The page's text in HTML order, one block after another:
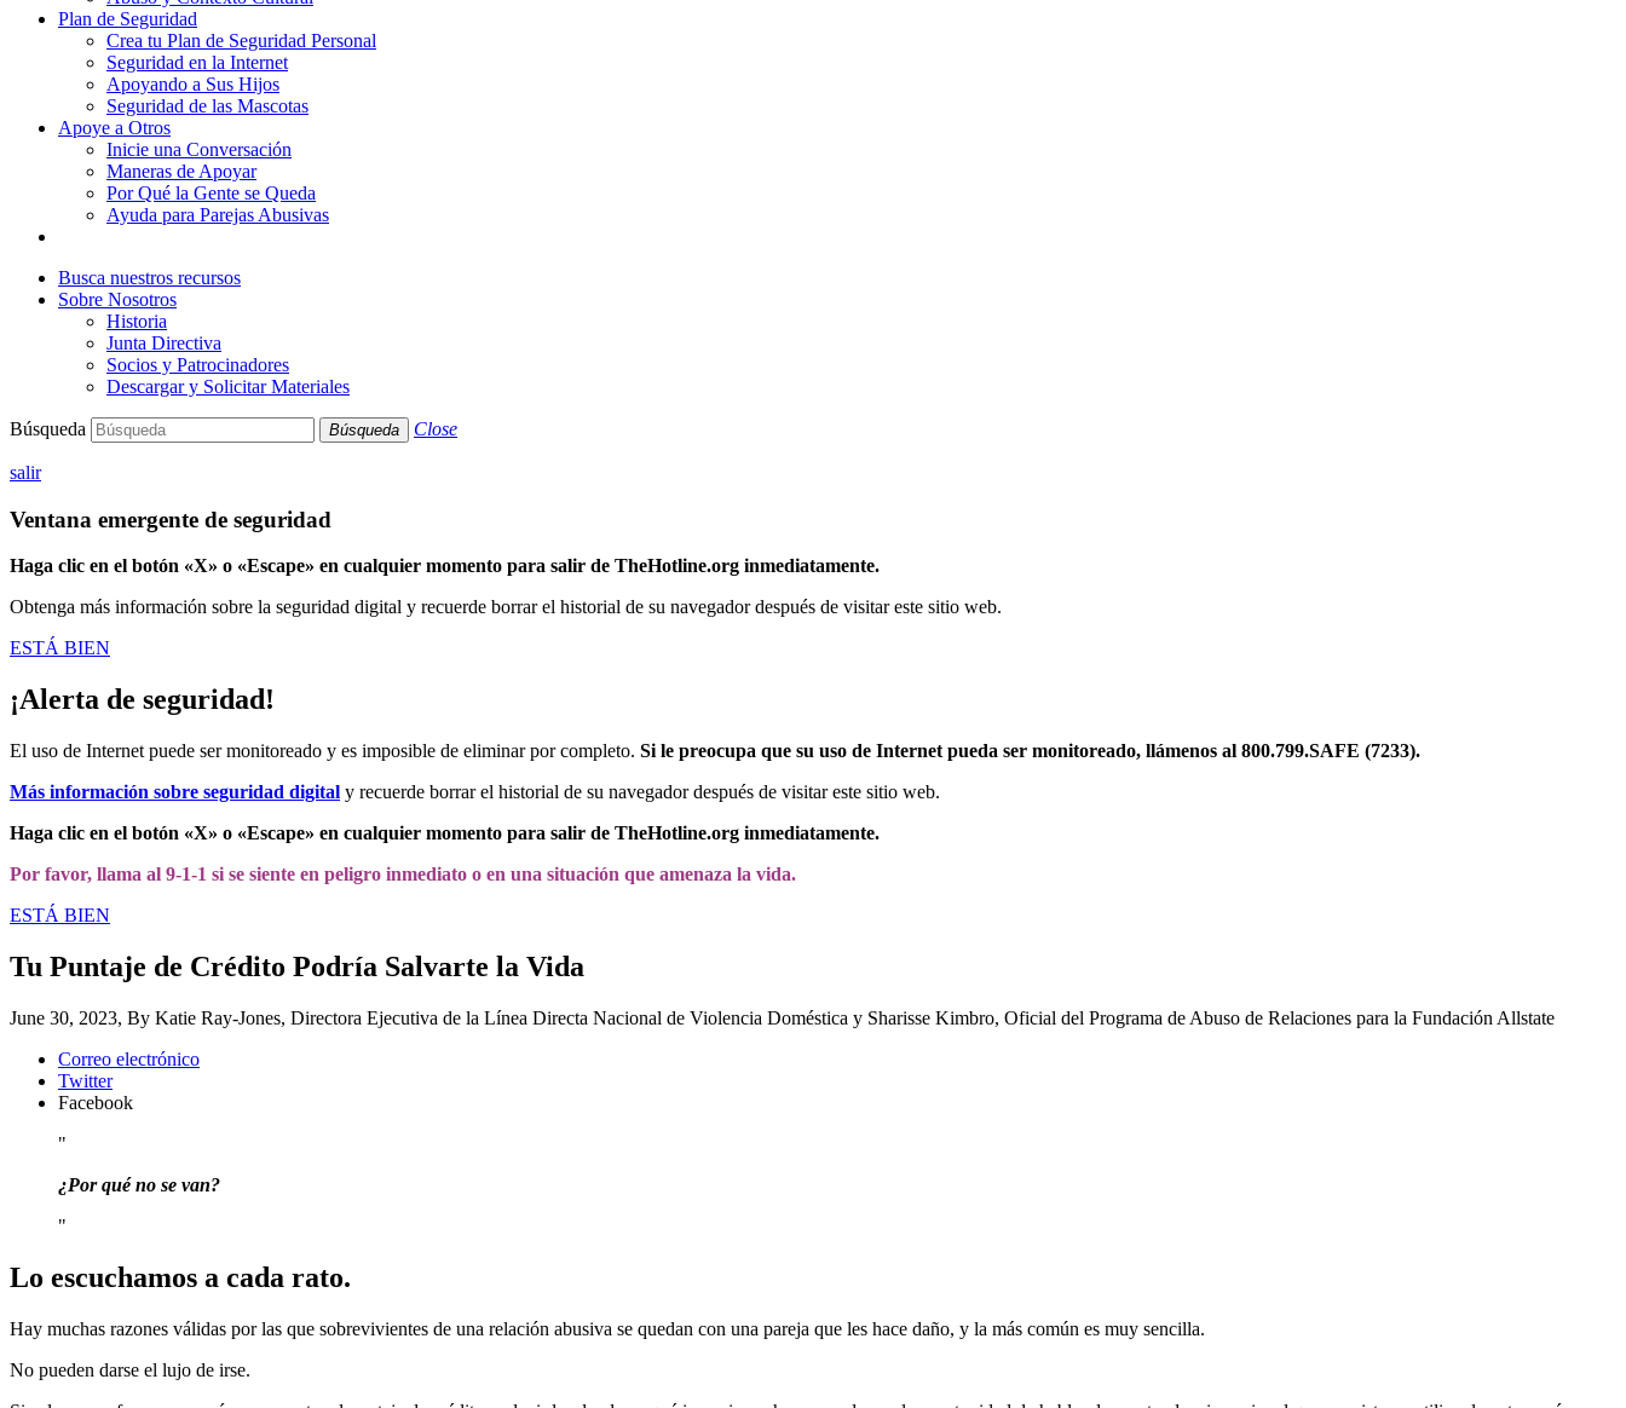
Plan de Seguridad
Crea tu Plan de Seguridad Personal
Seguridad en la Internet
Apoyando a Sus Hijos
Seguridad de las Mascotas
Apoye a Otros
Inicie una Conversación
Maneras de Apoyar
Por Qué la Gente se Queda
Ayuda para Parejas Abusivas
Busca nuestros recursos
Sobre Nosotros
Historia
Junta Directiva
Socios y Patrocinadores
Descargar y Solicitar Materiales
Búsqueda Búsqueda Close
salir
Ventana emergente de seguridad
Haga clic en el botón «X» o «Escape» en cualquier momento para salir de TheHotline.org inmediatamente.
Obtenga más información sobre la seguridad digital y recuerde borrar el historial de su navegador después de visitar este sitio web.
ESTÁ BIEN
¡Alerta de seguridad!
El uso de Internet puede ser monitoreado y es imposible de eliminar por completo. Si le preocupa que su uso de Internet pueda ser monitoreado, llámenos al 800.799.SAFE (7233).
Más información sobre seguridad digital y recuerde borrar el historial de su navegador después de visitar este sitio web.
Haga clic en el botón «X» o «Escape» en cualquier momento para salir de TheHotline.org inmediatamente.
Por favor, llama al 9-1-1 si se siente en peligro inmediato o en una situación que amenaza la vida.
ESTÁ BIEN
Tu Puntaje de Crédito Podría Salvarte la Vida
June 30, 2023, By Katie Ray-Jones, Directora Ejecutiva de la Línea Directa Nacional de Violencia Doméstica y Sharisse Kimbro, Oficial del Programa de Abuso de Relaciones para la Fundación Allstate
Correo electrónico
Twitter
Facebook
¿Por quéno se van?
Lo escuchamos a cada rato.
Hay muchas razones válidas por las que sobrevivientes de una relación abusiva se quedan con una pareja que les hace daño, y la más común es muy sencilla.
No pueden darse el lujo de irse.